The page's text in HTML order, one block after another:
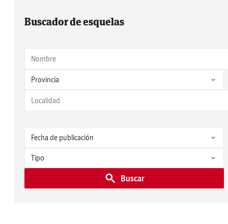
Buscador de esquelas
Buscar